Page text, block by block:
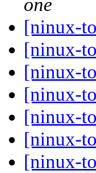
one
[ninux-
[ninux-
[ninux-
[ninux-
[ninux-
[ninux-
[ninux-